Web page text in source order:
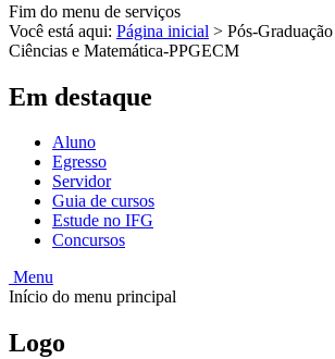
Fim do menu de serviços
Você está aqui: Página inicial > Pós-
Ciências e Matemática-PPGECM
Em destaque
Aluno
Egresso
Servidor
Guia de cursos
Estude no IFG
Concursos
Menu
Início do menu principal
Logo